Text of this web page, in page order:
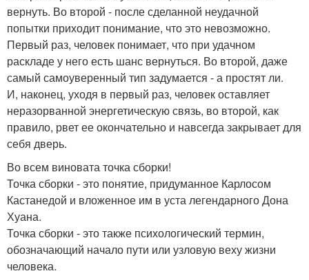
вернуть. Во второй - после сделанной неудачной
попытки приходит понимание, что это невозможно.
Первый раз, человек понимает, что при удачном
раскладе у него есть шанс вернуться. Во второй, даже
самый самоуверенный тип задумается - а простят ли.
И, наконец, уходя в первый раз, человек оставляет
неразорванной энергетическую связь, во второй, как
правило, рвет ее окончательно и навсегда закрывает для
себя дверь.
Во всем виновата точка сборки!
Точка сборки - это понятие, придуманное Карлосом
Кастанедой и вложенное им в уста легендарного Дона
Хуана.
Точка сборки - это также психологический термин,
обозначающий начало пути или узловую веху жизни
человека.